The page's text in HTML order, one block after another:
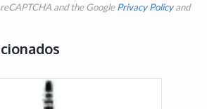
and the GooglePrivacy Policyand